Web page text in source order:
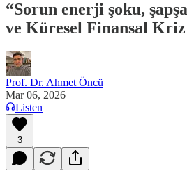
“Sorun enerji şoku,
ve Küresel Finansal
Prof. Dr. Ahmet Öncü
Mar 06, 2026
Listen
3